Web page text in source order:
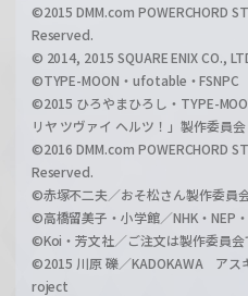
©2015 DMM.com POWERCHORD
Reserved.
© 2014, 2015 SQUARE ENIX CO.,
©TYPE-MOON・ufotable・FSNPC
©2015 ひろやまひろし・TYPE-
リヤ ツヴァイ ヘルツ！」製作委員会
©2016 DMM.com POWERCHORD
Reserved.
©赤塚不二夫／おそ松さん製作委員
©高橋留美子・小学館／NHK・NEP
©Koi・芳文社／ご注文は製作委員会
©2015 川原 礫／KADOKAWA アス
roject